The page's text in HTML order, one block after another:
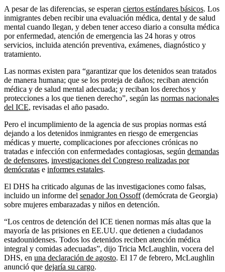
A pesar de las diferencias, se esperan ciertos estándares básicos. Los
inmigrantes deben recibir una evaluación médica, dental y de salud
mental cuando llegan, y deben tener acceso diario a consulta médica
por enfermedad, atención de emergencia las 24 horas y otros
servicios, incluida atención preventiva, exámenes, diagnóstico y
tratamiento.
Las normas existen para “garantizar que los detenidos sean tratados
de manera humana; que se los proteja de daños; reciban atención
médica y de salud mental adecuada; y reciban los derechos y
protecciones a los que tienen derecho”, según las normas nacionales
del ICE, revisadas el año pasado.
Pero el incumplimiento de la agencia de sus propias normas está
dejando a los detenidos inmigrantes en riesgo de emergencias
médicas y muerte, complicaciones por afecciones crónicas no
tratadas e infección con enfermedades contagiosas, según demandas
de defensores, investigaciones del Congreso realizadas por
demócratas e informes estatales.
El DHS ha criticado algunas de las investigaciones como falsas,
incluido un informe del senador Jon Ossoff(demócrata de Georgia)
sobre mujeres embarazadas y niños en detención.
“Los centros de detención del ICE tienen normas más altas que la
mayoría de las prisiones en EE.UU. que detienen a ciudadanos
estadounidenses. Todos los detenidos reciben atención médica
integral y comidas adecuadas”, dijo Tricia McLaughlin, vocera del
DHS, en una declaración de agosto. El 17 de febrero, McLaughlin
anunció que dejaría su cargo.